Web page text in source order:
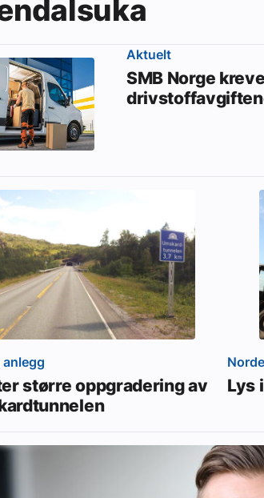
Aktuelt
SMB Norge
anlegg
større oppgradering av
Lys